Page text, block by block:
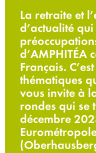
La retraite et
d’actualité
d’AMPHITÉA
Français.
thématiques
vous invite à
rondes qui se
décembre